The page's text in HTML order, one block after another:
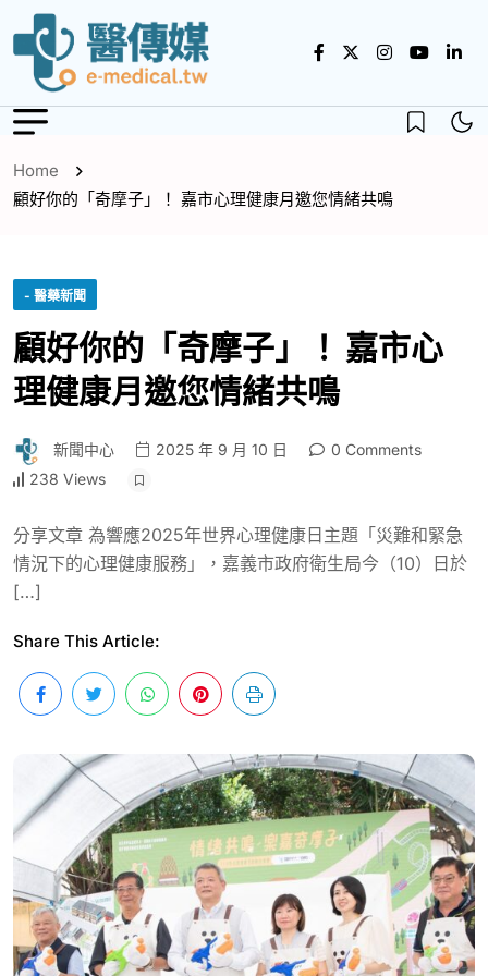
Home
顧好你的「奇摩子」！ 嘉市心理健康月邀您情緒共鳴
- 醫藥新聞
顧好你的「奇摩子」！ 嘉市心
理健康月邀您情緒共鳴
新聞中心 2025 年 9 月 10 日
0 Comments
238 Views
分享文章 為響應2025年世界心理健康日主題「災難和緊急
情況下的心理健康服務」，嘉義市政府衛生局今（10）日於
[…]
Share This Article: